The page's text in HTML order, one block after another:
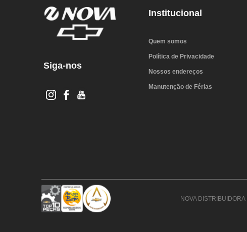
Siga-nos
Institucional
Quem somos
Política de Privacidade
Nossos endereços
Manutenção de Férias
NOVA